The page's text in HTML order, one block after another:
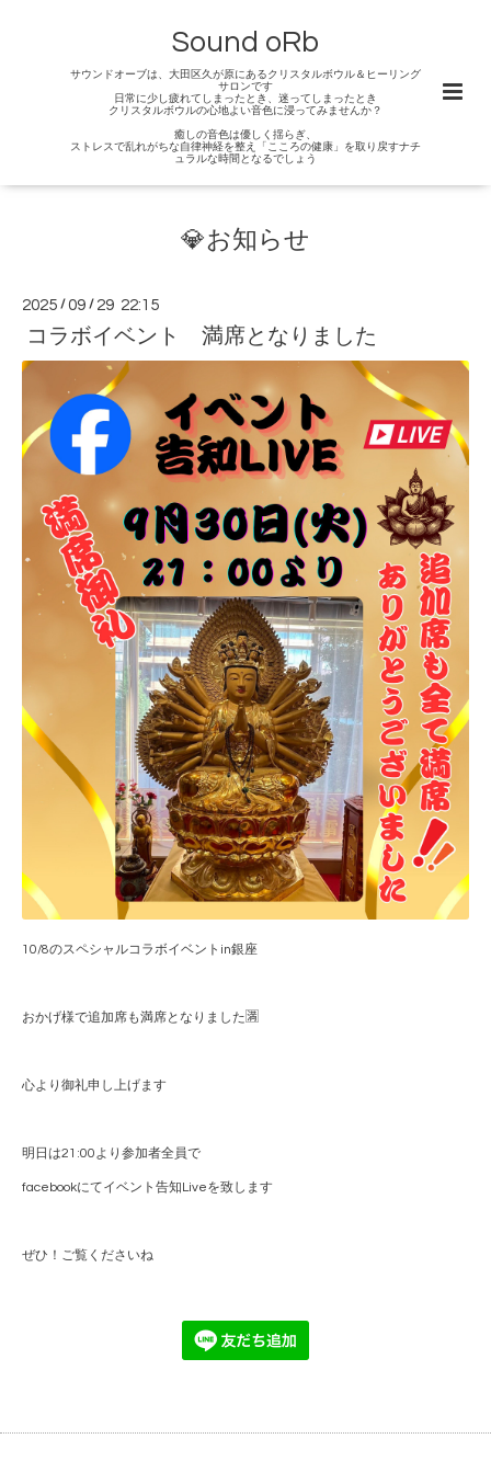
Sound oRb
サウンドオーブは、大田区久が原にあるクリスタルボウル＆ヒーリング
サロンです
日常に少し疲れてしまったとき、迷ってしまったとき
クリスタルボウルの心地よい音色に浸ってみませんか？
癒しの音色は優しく揺らぎ、
ストレスで乱れがちな自律神経を整え「こころの健康」を取り戻すナチ
ュラルな時間となるでしょう
💎お知らせ
2025 /09 / 29 22:15
コラボイベント 満席となりました
10/8のスペシャルコラボイベントin銀座
おかげ様で追加席も満席となりました🈵
心より御礼申し上げます
明日は21:00より参加者全員で
facebookにてイベント告知Liveを致します
ぜひ！ご覧くださいね